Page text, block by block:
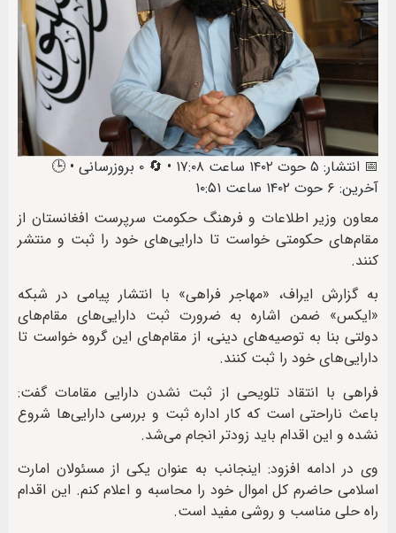
📅 انتشار: ۵ حوت ۱۴۰۲ ساعت ۱۷:۰۸ • 🔄 ۰ بروزرسانی • 🕒
آخرین: ۶ حوت ۱۴۰۲ ساعت ۱۰:۵۱
معاون وزیر اطلاعات و فرهنگ حکومت سرپرست افغانستان از
مقام‌های حکومتی خواست تا دارایی‌های خود را ثبت و منتشر
کنند.
به گزارش ایراف، «مهاجر فراهی» با انتشار پیامی در شبکه
«ایکس» ضمن اشاره به ضرورت ثبت دارایی‌های مقام‌های
دولتی بنا به توصیه‌های دینی، از مقام‌های این گروه خواست تا
دارایی‌های خود را ثبت کنند.
فراهی با انتقاد تلویحی از ثبت نشدن دارایی مقامات گفت:
باعث ناراحتی است که کار اداره ثبت و بررسی دارایی‌ها شروع
نشده و این اقدام باید زودتر انجام می‌شد.
وی در ادامه افزود: اینجانب به عنوان یکی از مسئولان امارت
اسلامی حاضرم کل اموال خود را محاسبه و اعلام کنم. این اقدام
راه حلی مناسب و روشی مفید است.